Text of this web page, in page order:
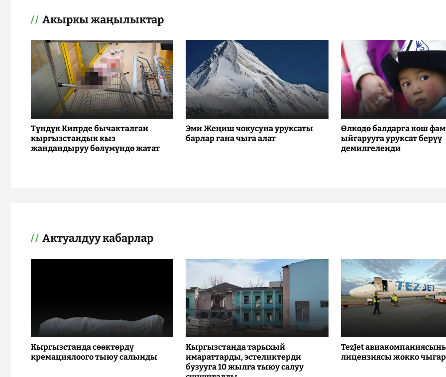
Акыркы жаңылыктар
Түндүк Кипрде бычакталган
кыргызстандык кыз
жандандыруу бөлүмүндө жатат
Эми Жеңиш чокусуна уруксаты
барлар гана чыга алат
Өлкөдө балдарга кош
ыйгарууга уруксат берүү
демилгеленди
Актуалдуу кабарлар
Кыргызстанда сөөктөрдү
кремациялоого тыюу салынды
Кыргызстанда тарыхый
имараттарды, эстеликтерди
бузууга 10 жылга тыюу салуу
TezJet
лицензиясы жокко